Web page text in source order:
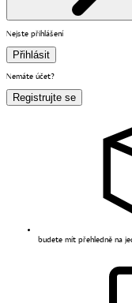
Nejste přihlášení
Přihlásit
Nemáte účet?
Registrujte se
budete mít přehledně na